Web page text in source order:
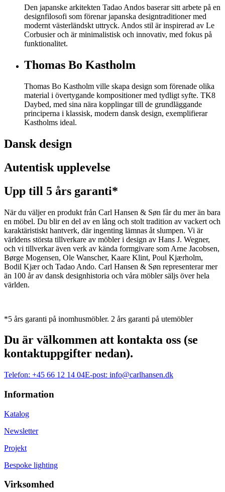
Den japanske arkitekten Tadao Andos baserar sitt arbete på en
designfilosofi som förenar japanska designtraditioner med
modernt västerländskt uttryck. Andos stil är inspirerad av Le
Corbusier och är minimalistisk och innovativ, med fokus på
funktionalitet.
Thomas Bo Kastholm
Thomas Bo Kastholm ville skapa design som förenade olika
material i övertygande kompositioner med tydligt syfte. TK8
Daybed, med sina nära kopplingar till de grundläggande
principerna i klassisk, modern dansk design, exemplifierar
Kastholms ideal.
Dansk design
Autentisk upplevelse
Upp till 5 års garanti*
När du väljer en produkt från Carl Hansen & Søn får du mer än bara
en möbel. Du blir en del av en lång och stolt tradition av vackert och
karaktäristiskt hantverk, där ingenting lämnas åt slumpen. Vi är
världens största tillverkare av möbler i design av Hans J. Wegner,
och vi tillverkar även verk av kända formgivare som Arne Jacobsen,
Børge Mogensen, Ole Wanscher, Kaare Klint, Poul Kjærholm,
Bodil Kjær och Tadao Ando. Carl Hansen & Søn representerar mer
än 100 år av dansk designhistoria och våra möbler säljs över hela
världen.
*5 års garanti på inomhusmöbler. 2 års garanti på utemöbler
Du är välkommen att kontakta oss (se
kontaktuppgifter nedan).
Telefon: +45 66 12 14 04E-post: info@carlhansen.dk
Information
Katalog
Newsletter
Projekt
Bespoke lighting
Virksomhed